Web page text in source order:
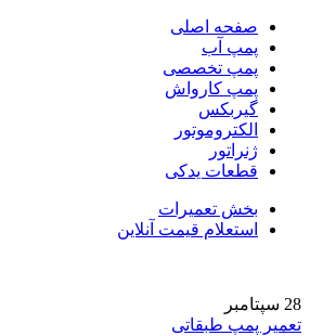
صفحه اصلی
پمپ آب
پمپ تخصصی
پمپ کارواش
گیربکس
الکتروموتور
ژنراتور
قطعات یدکی
بخش تعمیرات
استعلام قیمت آنلاین
28 سپتامبر
تعمیر پمپ طبقاتی